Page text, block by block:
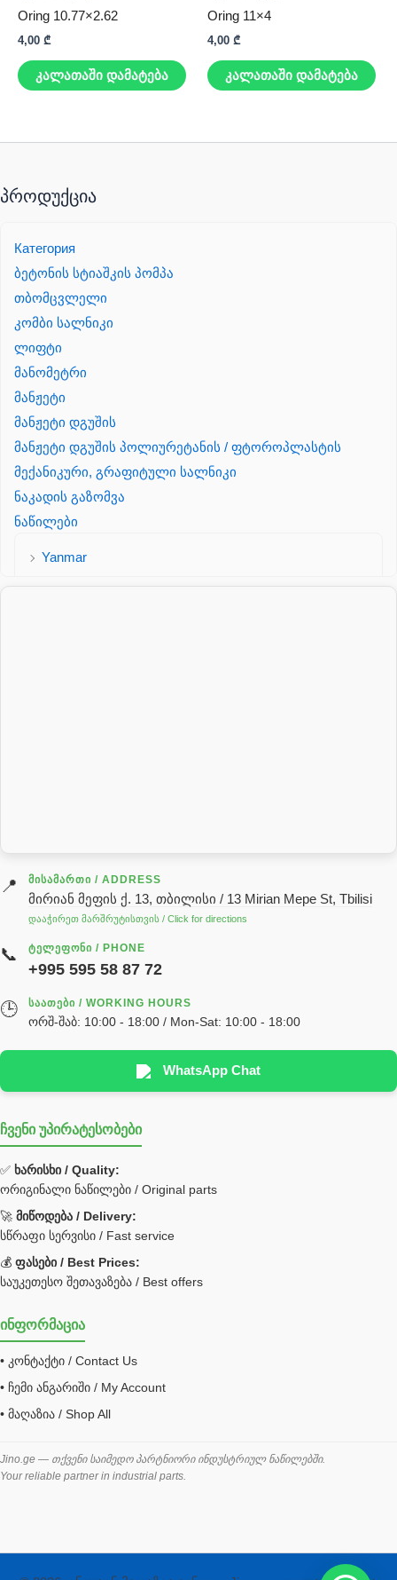
Oring 10.77×2.62
4,00 ₾
კალათაში დამატება
Oring 11×4
4,00 ₾
კალათაში დამატება
პროდუქცია
Категория
ბეტონის სტიაშკის პომპა
თბომცვლელი
კომბი სალნიკი
ლიფტი
მანომეტრი
მანჟეტი
მანჟეტი დგუშის
მანჟეტი დგუშის პოლიურეტანის / ფტოროპლასტის
მექანიკური, გრაფიტული სალნიკი
ნაკადის გაზომვა
ნაწილები
Yanmar
გადაცემათა კოლოფის ზეთი( კარობკის ზეთი)
ძრავის ზეთი
ჰიდრავლიკის ზეთი
реек
სხადასხვა
Hyva
უჟანგავი ფოლადი
Bobcat ფილტრი
Caterpillar ფილტრი
JCB ფილტრი
ქვაბი გათბობა მილები
შემაერთებელი / გადამყვანი UNF ORFS
შემაერთებელი BSPP /გადამყვანი
შესაფუთი მანქანა ვაკუმით
შლანგი
საწვავის შლანგი
📍 ᲛᲘᲡᲐᲛᲐᲠᲗᲘ / ADDRESS
მირიან მეფის ქ. 13, თბილისი / 13 Mirian Mepe St, Tbilisi
დააჭირეთ მარშრუტისთვის / Click for directions
📞 ᲢᲔᲚᲔᲤᲝᲜᲘ / PHONE
+995 595 58 87 72
🕒 ᲡᲐᲐᲗᲔᲑᲘ / WORKING HOURS
ორშ-შაბ: 10:00 - 18:00 / Mon-Sat: 10:00 - 18:00
WhatsApp Chat
ჩვენი უპირატესობები
✅ ხარისხი / Quality:
ორიგინალი ნაწილები / Original parts
🚀 მიწოდება / Delivery:
სწრაფი სერვისი / Fast service
💰 ფასები / Best Prices:
საუკეთესო შეთავაზება / Best offers
ინფორმაცია
• კონტაქტი / Contact Us
• ჩემი ანგარიში / My Account
• მაღაზია / Shop All
Jino.ge — თქვენი საიმედო პარტნიორი ინდუსტრიულ ნაწილებში.
Your reliable partner in industrial parts.